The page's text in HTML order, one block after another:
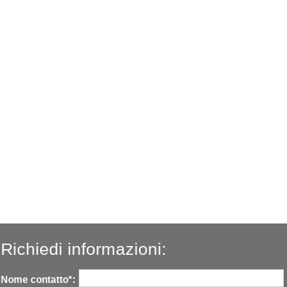
Richiedi informazioni:
Nome contatto*: